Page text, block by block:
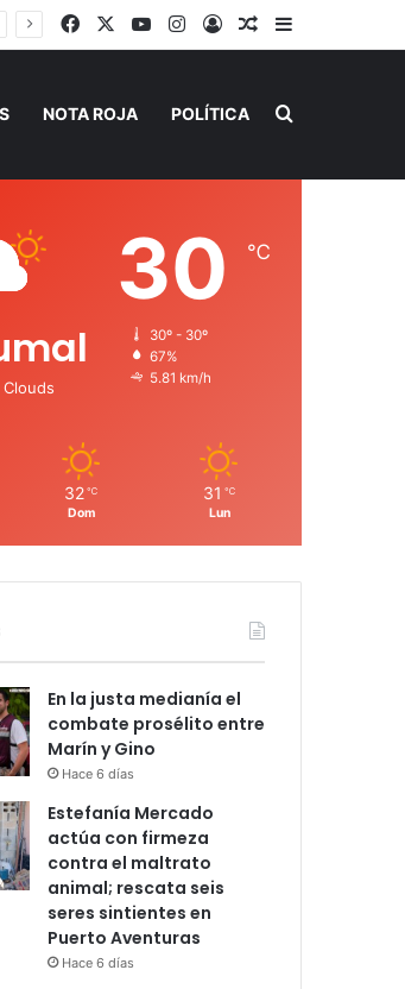
FacebookYouTubeInstagram
AccesoPublicación al
Barra lateral
NOTA ROJA POLÍTICA Buscar por
30 ℃
30º - 30º
67%
5.81 km/h
32 ℃
Dom
31 ℃
Lun
En la justa medianía el
combate prosélito entre
Marín y Gino
Hace 6 días
Estefanía Mercado
actúa con firmeza
contra el maltrato
animal; rescata seis
seres sintientes en
Puerto Aventuras
Hace 6 días